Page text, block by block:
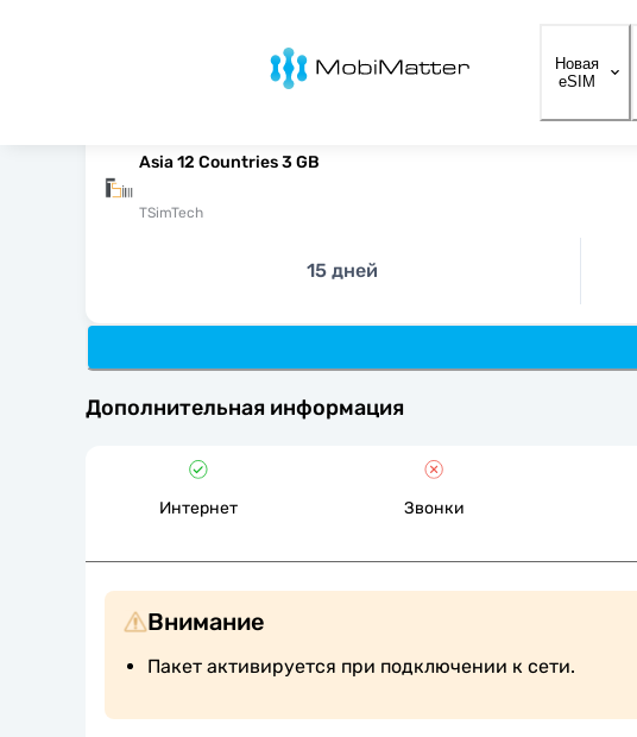
MobiMatter
Новая
eSIM
Asia 12 Countries 3 GB
TSimTech
15 дней
Дополнительная информация
Интернет Звонки
Внимание
Пакет активируется при подключении к сети.